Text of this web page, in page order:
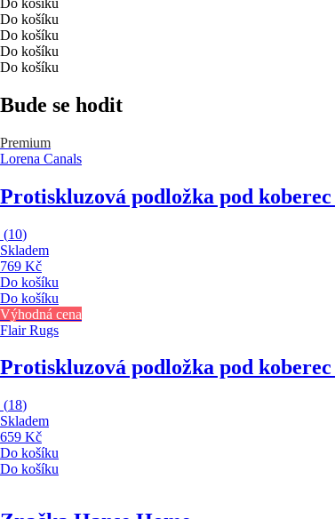
Do košíku
Do košíku
Do košíku
Do košíku
Do košíku
Bude se hodit
Premium
Lorena Canals
Protiskluzová podložka pod
(10)
Skladem
769 Kč
Do košíku
Do košíku
Výhodná cena
Flair Rugs
Protiskluzová podložka pod
(18)
Skladem
659 Kč
Do košíku
Do košíku